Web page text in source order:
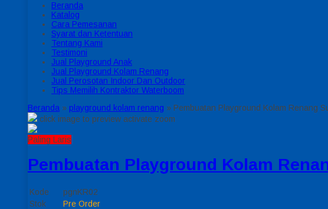
Beranda
Katalog
Cara Pemesanan
Syarat dan Ketentuan
Tentang Kami
Testimoni
Jual Playground Anak
Jual Playground Kolam Renang
Jual Perosotan Indoor Dan Outdoor
Tips Memilih Kontraktor Waterboom
Beranda » playground kolam renang » Pembuatan Playground Kolam Renang
click image to preview activate zoom
Paling Laris
Pembuatan Playground Kolam
Kode
pgnKR02
Stok
Pre Order